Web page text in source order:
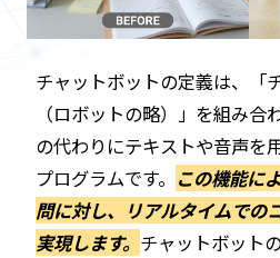
チャットボットの定義は、「
（ロボットの略）」を組み
の代わりにテキストや音声を
プログラムです。 この機能に
問に対し、リアルタイムでの
実現します。 チャットボット